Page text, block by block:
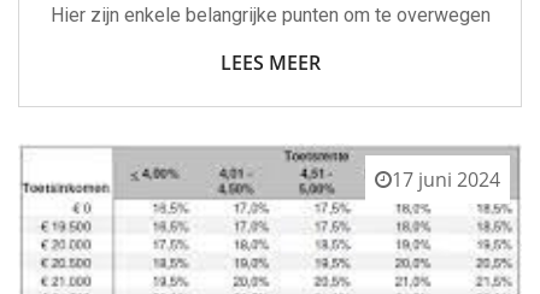
Hier zijn enkele belangrijke punten om te overwegen
LEES MEER
17 juni 2024